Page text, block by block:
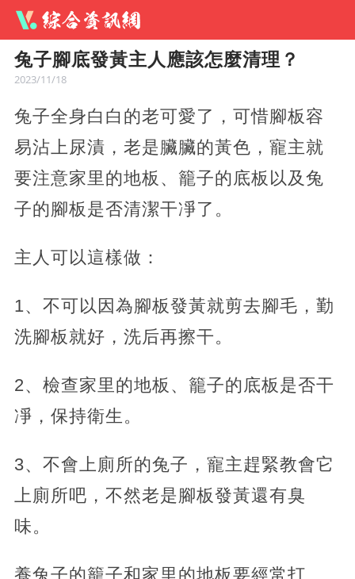
兔子腳底發黃主人應該怎麼清理？
2023/11/18
兔子全身白白的老可愛了，可惜腳板容
易沾上尿漬，老是臟臟的黃色，寵主就
要注意家里的地板、籠子的底板以及兔
子的腳板是否清潔干凈了。
主人可以這樣做：
1、不可以因為腳板發黃就剪去腳毛，勤
洗腳板就好，洗后再擦干。
2、檢查家里的地板、籠子的底板是否干
凈，保持衛生。
3、不會上廁所的兔子，寵主趕緊教會它
上廁所吧，不然老是腳板發黃還有臭
味。
養兔子的籠子和家里的地板要經常打